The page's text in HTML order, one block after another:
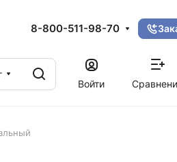
8-800-511-98-70
Войти